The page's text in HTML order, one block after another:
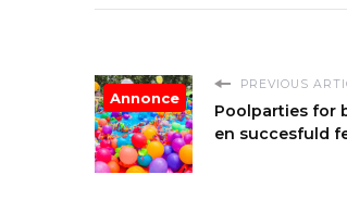
PREVIOUS
Poolparties for
en succesfuld
Annonce